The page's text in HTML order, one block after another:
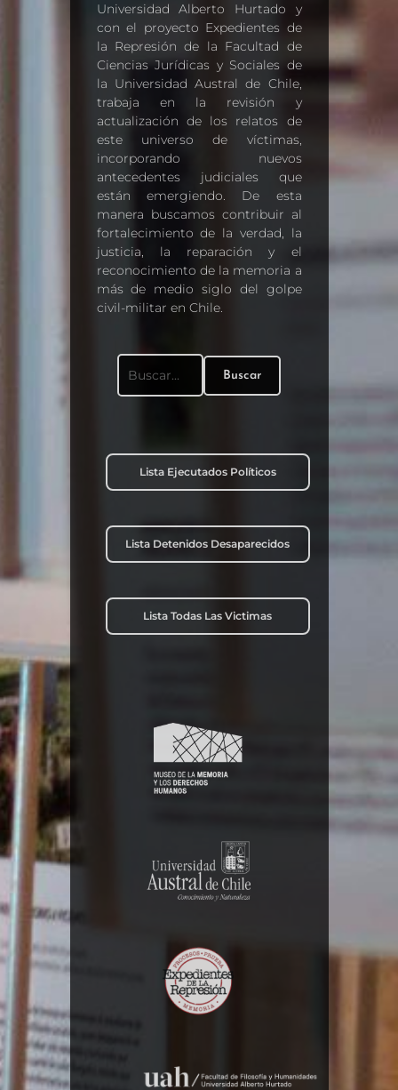
Universidad Alberto Hurtado y
con el proyecto Expedientes de
la Represión de la Facultad de
Ciencias Jurídicas y Sociales de
la Universidad Austral de Chile,
trabaja en la revisión y
actualización de los relatos de
este universo de víctimas,
incorporando nuevos
antecedentes judiciales que
están emergiendo. De esta
manera buscamos contribuir al
fortalecimiento de la verdad, la
justicia, la reparación y el
reconocimiento de la memoria a
más de medio siglo del golpe
civil-militar en Chile.
Buscar:Buscar
Lista Ejecutados Políticos
Lista Detenidos Desaparecidos
Lista Todas Las Victimas